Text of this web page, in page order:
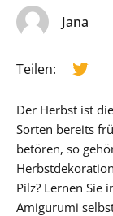
Jana
Teilen:
Der Herbst ist
Sorten bereits
betören, so
Pilz? Lernen Sie
Amigurumi